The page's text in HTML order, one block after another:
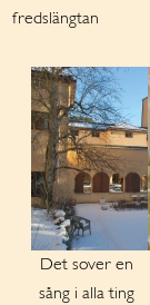
fredslängtan
Det sover en
sång i alla ting